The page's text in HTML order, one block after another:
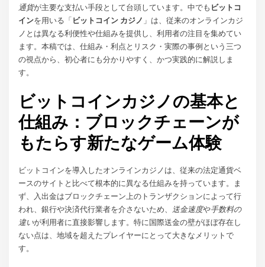
通貨が主要な支払い手段として台頭しています。中でも ビットコ
インを用いる「ビットコイン カジノ 」は、従来のオンラインカジ
ノとは異なる利便性や仕組みを提供し、利用者の注目を集めてい
ます。本稿では、仕組み・利点とリスク・実際の事例という三つ
の視点から、初心者にも分かりやすく、かつ実践的に解説しま
す。
ビットコインカジノの基本と
仕組み：ブロックチェーンが
もたらす新たなゲーム体験
ビットコインを導入したオンラインカジノは、従来の法定通貨ベ
ースのサイトと比べて根本的に異なる仕組みを持っています。ま
ず、入出金はブロックチェーン上のトランザクションによって行
われ、銀行や決済代行業者を介さないため、 送金速度や手数料の
違いが利用者に直接影響します。特に国際送金の壁がほぼ存在し
ない点は、地域を超えたプレイヤーにとって大きなメリットで
す。